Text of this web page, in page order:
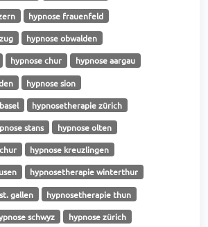
hypnose frauenfeld
hypnose obwalden
hypnose chur hypnose aargau
hypnose sion
hypnosetherapie zürich
stans hypnose olten
hypnose kreuzlingen
hypnosetherapie winterthur
gallen hypnosetherapie thun
schwyz hypnose zürich